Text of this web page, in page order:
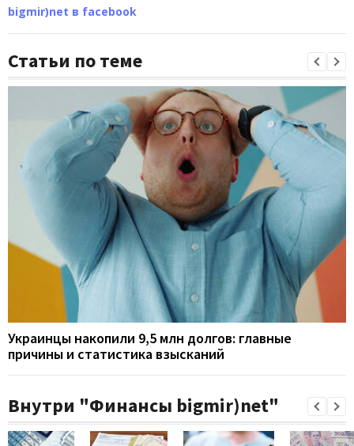
bigmir)net в facebook
Статьи по теме
Украинцы накопили 9,5 млн долгов: главные
причины и статистика взысканий
Внутри "Финансы bigmir)net"